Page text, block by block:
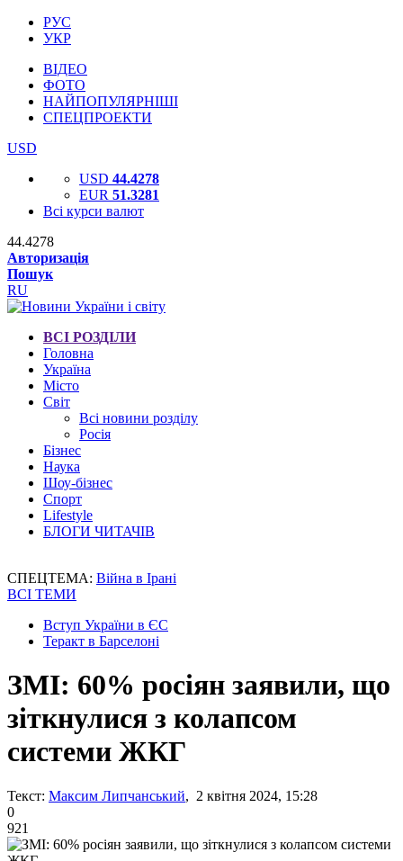
РУС
УКР
ВІДЕО
ФОТО
НАЙПОПУЛЯРНІШІ
СПЕЦПРОЕКТИ
USD
USD 44.4278
EUR 51.3281
Всі курси валют
44.4278
Авторизація
Пошук
RU
ВСІ РОЗДІЛИ
Головна
Україна
Місто
Світ
Всі новини розділу
Росія
Бізнес
Наука
Шоу-бізнес
Спорт
Lifestyle
БЛОГИ ЧИТАЧІВ
СПЕЦТЕМА: Війна в Ірані
ВСІ ТЕМИ
Вступ України в ЄС
Теракт в Барселоні
ЗМІ: 60% росіян заявили, що
зіткнулися з колапсом
системи ЖКГ
Текст: Максим Липчанський, 2 квітня 2024, 15:28
0
921